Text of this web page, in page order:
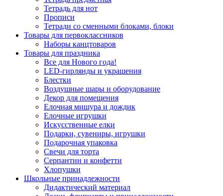
Тетрадь для нот
Прописи
Тетради со сменными блоками, блоки
Товары для первоклассников
Наборы канцтоваров
Товары для праздника
Все для Нового года!
LED-гирлянды и украшения
Блестки
Воздушные шары и оборудование
Декор для помещения
Елочная мишура и дождик
Елочные игрушки
Искусственные елки
Подарки, сувениры, игрушки
Подарочная упаковка
Свечи для торта
Серпантин и конфетти
Хлопушки
Школьные принадлежности
Дидактический материал